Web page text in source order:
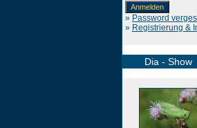
» Password
» Registrierung &
Dia - Show